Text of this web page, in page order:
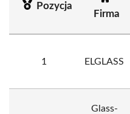
Pozycja
Firma
1 ELGLASS
Glass-